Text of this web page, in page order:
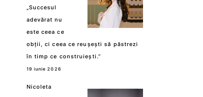
„Succesul
adevărat nu
este ceea ce
obții, ci ceea ce reușești să păstrezi
în timp ce construiești.”
19 iunie 2026
Nicoleta